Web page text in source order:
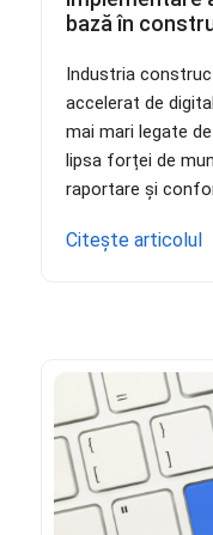
bază în
Industria
accelerat de
mai mari legate
lipsa forței de
raportare și
Citește articolul